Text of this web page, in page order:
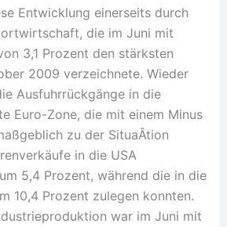
Entwicklung einerseits durch
die im Juni mit
3,1 Prozent den stärksten
2009 verzeichnete. Wieder
Ausfuhrrückgänge in die
Euro-Zone, die mit einem Minus
zu der SituaÂ­tion
in die USA
5,4 Prozent, während die in die
10,4 Prozent zulegen konnten.
war im Juni mit